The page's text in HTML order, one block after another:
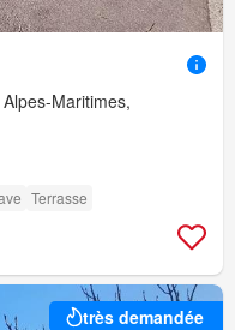
Maritimes,
Terrasse
très demandée